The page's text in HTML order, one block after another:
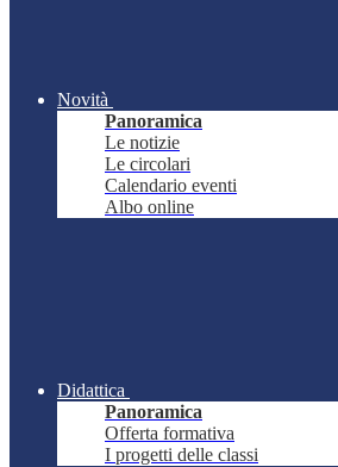
Novità
Panoramica
Le notizie
Le circolari
Calendario eventi
Albo online
Didattica
Panoramica
Offerta formativa
I progetti delle classi